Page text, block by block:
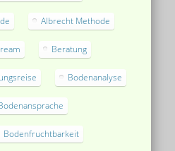
Albrecht Methode
Beratung
Bodenanalyse
Bodenfruchtbarkeit